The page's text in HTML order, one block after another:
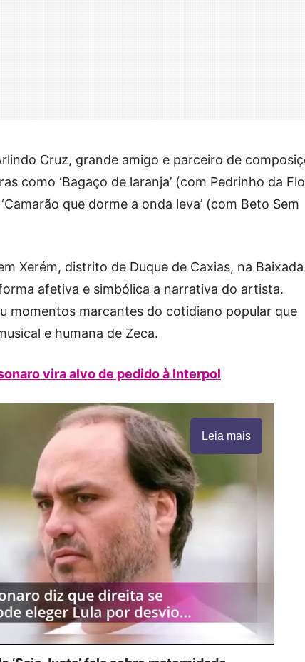
Cruz, grande amigo e parceiro de
como ‘Bagaço de laranja’ (com Pedrinho da
que dorme a onda leva’ (com Beto Sem
Xerém, distrito de Duque de Caxias, na Baixada
afetiva e simbólica a narrativa do artista.
momentos marcantes do cotidiano popular que
e humana de Zeca.
vira alvo de pedido à Interpol
Leia mais